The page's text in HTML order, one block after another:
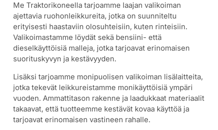
Me Traktorikoneella tarjoamme laajan valikoiman
ajettavia ruohonleikkureita, jotka on suunniteltu
erityisesti haastaviin olosuhteisiin, kuten rinteisiin.
Valikoimastamme löydät sekä bensiini- että
dieselkäyttöisiä malleja, jotka tarjoavat erinomaisen
suorituskyvyn ja kestävyyden.
Lisäksi tarjoamme monipuolisen valikoiman lisälaitteita,
jotka tekevät leikkureistamme monikäyttöisiä ympäri
vuoden. Ammattitason rakenne ja laadukkaat materiaalit
takaavat, että tuotteemme kestävät kovaa käyttöä ja
tarjoavat erinomaisen vastineen rahalle.